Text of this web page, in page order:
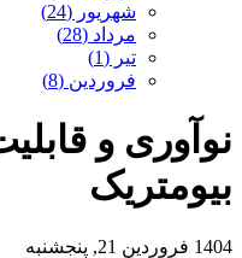
شهریور (24)
مرداد (28)
تیر (1)
فروردین (8)
نوآوری و
بیومتریک
1404 فروردین 21, پنجشنبه